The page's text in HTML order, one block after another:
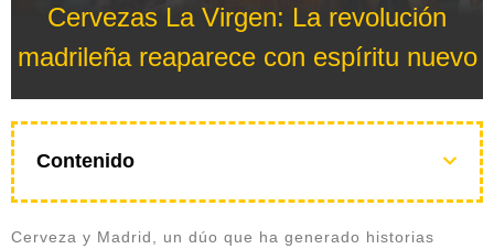
Cervezas La Virgen: La revolución
madrileña reaparece con espíritu nuevo
Contenido
Cerveza y Madrid, un dúo que ha generado historias